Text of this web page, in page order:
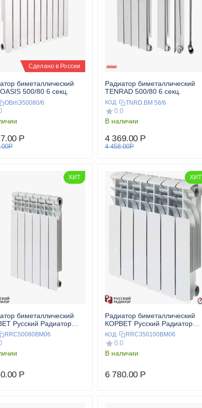
Сделано в России
биметаллический
500/80 6 секц.
OBmЭ50080/6
Р
Р
Радиатор биметаллический
TENRAD 500/80 6 секц.
КОД: TNRD.BM 58/6
0.0
В наличии
4 369.00 Р
4 458.00Р
ХИТ
биметаллический
Русский Радиатор
6 секц.
RRC50080BM06
Р
ХИТ
Радиатор биметаллический
КОРВЕТ Русский Радиатор
350/100 6 секц.
КОД: RRC350100BM06
0.0
В наличии
6 780.00 Р